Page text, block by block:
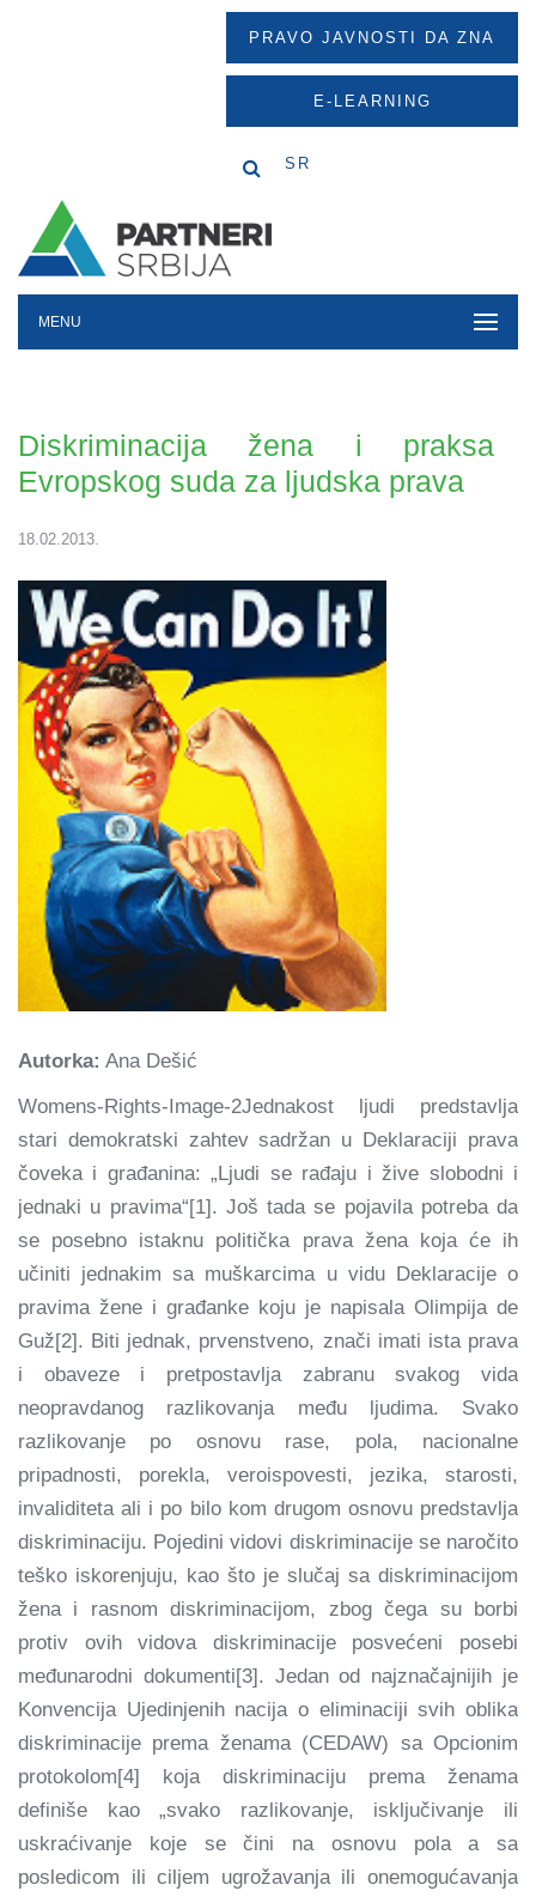
PRAVO JAVNOSTI DA ZNA
E-LEARNING
SR
MENU
Diskriminacija žena i praksa
Evropskog suda za ljudska prava
18.02.2013.
Autorka: Ana Dešić
Womens-Rights-Image-2Jednakost ljudi predstavlja
stari demokratski zahtev sadržan u Deklaraciji prava
čoveka i građanina: „Ljudi se rađaju i žive slobodni i
jednaki u pravima“[1]. Još tada se pojavila potreba da
se posebno istaknu politička prava žena koja će ih
učiniti jednakim sa muškarcima u vidu Deklaracije o
pravima žene i građanke koju je napisala Olimpija de
Guž[2]. Biti jednak, prvenstveno, znači imati ista prava
i obaveze i pretpostavlja zabranu svakog vida
neopravdanog razlikovanja među ljudima. Svako
razlikovanje po osnovu rase, pola, nacionalne
pripadnosti, porekla, veroispovesti, jezika, starosti,
invaliditeta ali i po bilo kom drugom osnovu predstavlja
diskriminaciju. Pojedini vidovi diskriminacije se naročito
teško iskorenjuju, kao što je slučaj sa diskriminacijom
žena i rasnom diskriminacijom, zbog čega su borbi
protiv ovih vidova diskriminacije posvećeni posebi
međunarodni dokumenti[3]. Jedan od najznačajnijih je
Konvencija Ujedinjenih nacija o eliminaciji svih oblika
diskriminacije prema ženama (CEDAW) sa Opcionim
protokolom[4] koja diskriminaciju prema ženama
definiše kao „svako razlikovanje, isključivanje ili
uskraćivanje koje se čini na osnovu pola a sa
posledicom ili ciljem ugrožavanja ili onemogućavanja